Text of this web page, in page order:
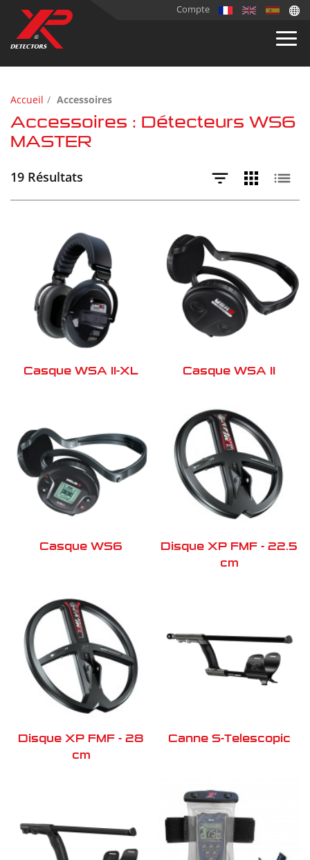
Compte
Accueil Accessoires
Accessoires : Détecteurs WS6
MASTER
19 Résultats
Casque WSA II-XL Casque WSA II
Casque WS6
Disque XP FMF - 22.5
cm
Disque XP FMF - 28
cm
Canne S-Telescopic